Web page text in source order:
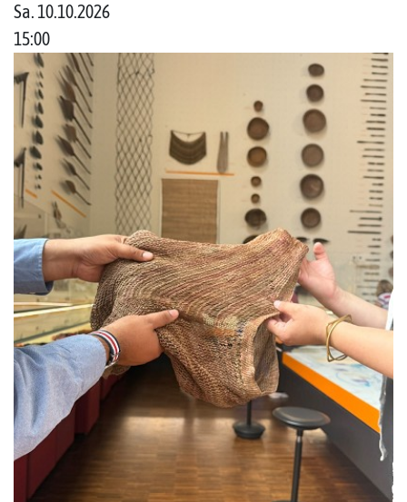
Sa. 10.10.2026
15:00